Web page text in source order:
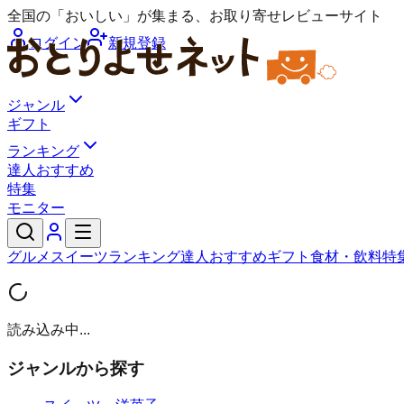
全国の「おいしい」が集まる、お取り寄せレビューサイト
ログイン
新規登録
ジャンル
ギフト
ランキング
達人おすすめ
特集
モニター
グルメ スイーツランキング達人おすすめギフト 食材・飲料特
読み込み中...
ジャンルから探す